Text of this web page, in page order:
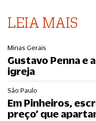
LEIA MAIS
Minas Gerais
Gustavo Penna e
igreja
São Paulo
Em Pinheiros,
preço’ que